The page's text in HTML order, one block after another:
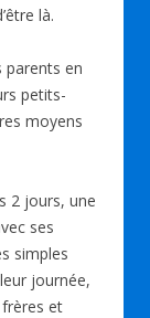
là.
parents en
petits-
moyens
2 jours, une
ses
simples
journée,
frères et